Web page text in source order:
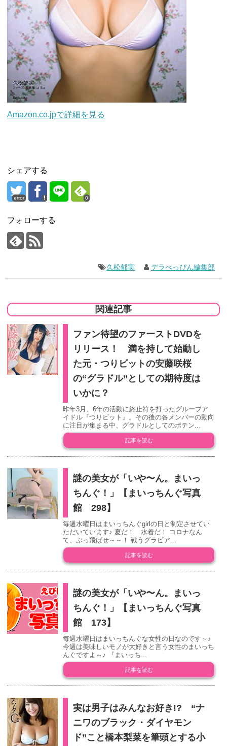
Amazon.co.jpで詳細を見る
シェアする
error 0
フォローする
久松郁実 デラべっぴん編集部
関連記事
ファン待望のファーストDVDを
リリース！ 満を持して始動し
た元・つりビットの安藤咲桜
の“グラドル”としての期待度は
いかに？
昨年3月、6年の活動に終止符を打ったグループア
イドル『つりビット』。その後の各メンバーの動向
に注目が集まる中、グラドルとしてのポテン...
記事を読む
謎の美女が「いや〜ん。まいっ
ちんぐ！」【まいっちんぐ写真
館 298】
毎週水曜日はまいっちんぐgirlの日と制定させてい
ただいています♪ 夏だ！ 水着だ！ コロナなん
て、ぶっ飛ばせ～～！ 戦うグラビア...
記事を読む
謎の美女が「いや〜ん。まいっ
ちんぐ！」【まいっちんぐ写真
館 173】
毎週水曜日はまいっちんぐな女性の日なのです～♪
今週は美味しいモノが大好きと言う女性のまいっち
んぐですよ～♪ 『まいっち...
記事を読む
実は男子はみんなお好き!? “ナ
ニワのブラック・ダイヤモン
ド”こと橋本梨菜を筆頭とする小